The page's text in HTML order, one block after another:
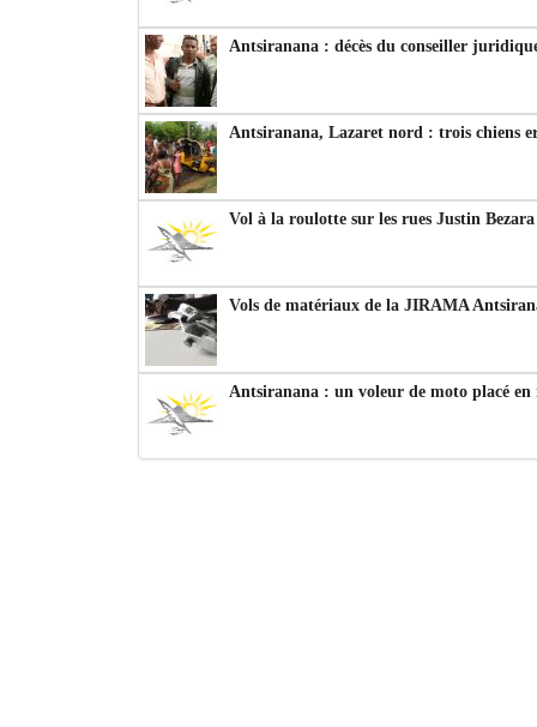
Antsiranana : décès du conseiller
Antsiranana, Lazaret nord : trois chiens
Vol à la roulotte sur les rues Justin
Vols de matériaux de la JIRAMA
Antsiranana : un voleur de moto placé en